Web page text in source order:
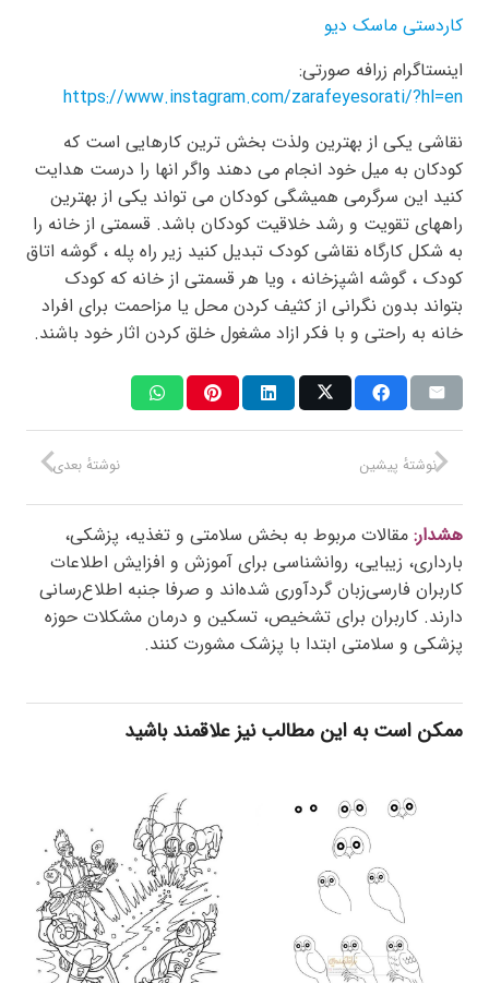
کاردستی ماسک دیو
اینستاگرام زرافه صورتی:
https://www.instagram.com/zarafeyesorati/?hl=en
نقاشی یکی از بهترین ولذت بخش ترین کارهایی است که
کودکان به میل خود انجام می دهند واگر انها را درست هدایت
کنید این سرگرمی همیشگی کودکان می تواند یکی از بهترین
راههای تقویت و رشد خلاقیت کودکان باشد. قسمتی از خانه را
به شکل کارگاه نقاشی کودک تبدیل کنید زیر راه پله ، گوشه اتاق
کودک ، گوشه اشپزخانه ، ویا هر قسمتی از خانه که کودک
بتواند بدون نگرانی از کثیف کردن محل یا مزاحمت برای افراد
خانه به راحتی و با فکر ازاد مشغول خلق کردن اثار خود باشند.
نوشتهٔ بعدی نوشتهٔ پیشین
هشدار: مقالات مربوط به بخش سلامتی و تغذیه، پزشکی،
بارداری، زیبایی، روانشناسی برای آموزش و افزایش اطلاعات
کاربران فارسی‌زبان گردآوری شده‌اند و صرفا جنبه اطلاع‌رسانی
دارند. کاربران برای تشخیص، تسکین و درمان مشکلات حوزه
پزشکی و سلامتی ابتدا با پزشک مشورت کنند.
ممکن است به این مطالب نیز علاقمند باشید